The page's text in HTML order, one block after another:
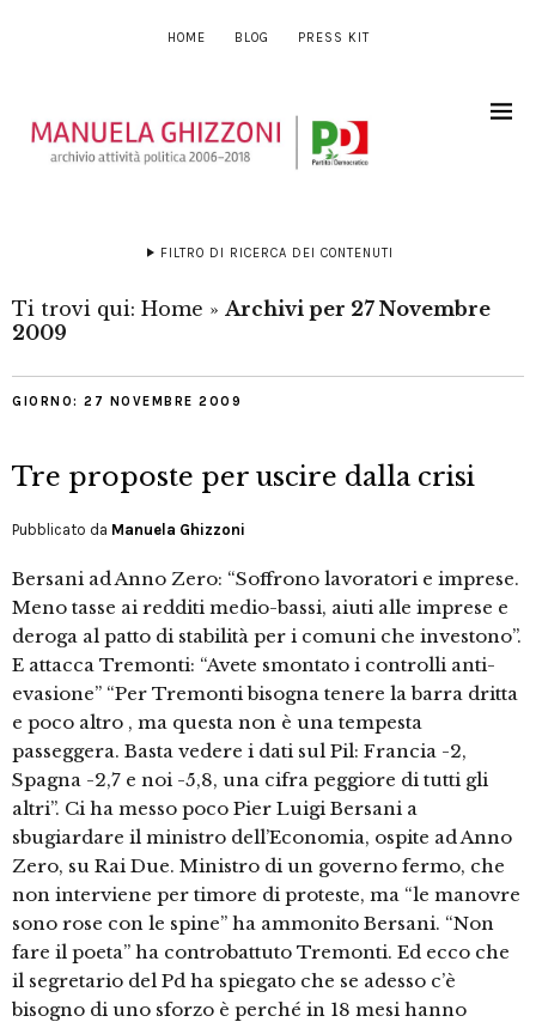
HOME BLOG PRESS KIT
FILTRO DI RICERCA DEI CONTENUTI
Ti trovi qui: Home » Archivi per 27 Novembre
2009
GIORNO: 27 NOVEMBRE 2009
Tre proposte per uscire dalla crisi
Pubblicato da Manuela Ghizzoni
Bersani ad Anno Zero: “Soffrono lavoratori e imprese.
Meno tasse ai redditi medio-bassi, aiuti alle imprese e
deroga al patto di stabilità per i comuni che investono”.
E attacca Tremonti: “Avete smontato i controlli anti-
evasione” “Per Tremonti bisogna tenere la barra dritta
e poco altro , ma questa non è una tempesta
passeggera. Basta vedere i dati sul Pil: Francia -2,
Spagna -2,7 e noi -5,8, una cifra peggiore di tutti gli
altri”. Ci ha messo poco Pier Luigi Bersani a
sbugiardare il ministro dell’Economia, ospite ad Anno
Zero, su Rai Due. Ministro di un governo fermo, che
non interviene per timore di proteste, ma “le manovre
sono rose con le spine” ha ammonito Bersani. “Non
fare il poeta” ha controbattuto Tremonti. Ed ecco che
il segretario del Pd ha spiegato che se adesso c’è
bisogno di uno sforzo è perché in 18 mesi hanno